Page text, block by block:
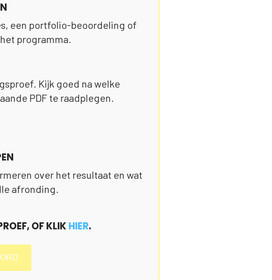
een portfolio-beoordeling of
programma.
Kijk goed na welke
PDF te raadplegen.
over het resultaat en wat
afronding.
OF KLIKHIER.